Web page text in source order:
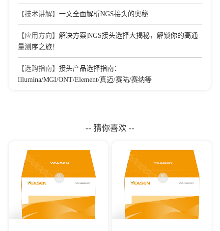
【技术讲解】 一文全面解析NGS接头的奥秘
【应用方向】 解决方案|NGS接头选择大揭秘，解锁你的高通
量测序之旅！
【选购指南】 接头产品选择指南：
Illumina/MGI/ONT/Element/真迈/赛陆/赛纳等
-- 猜你喜欢 --